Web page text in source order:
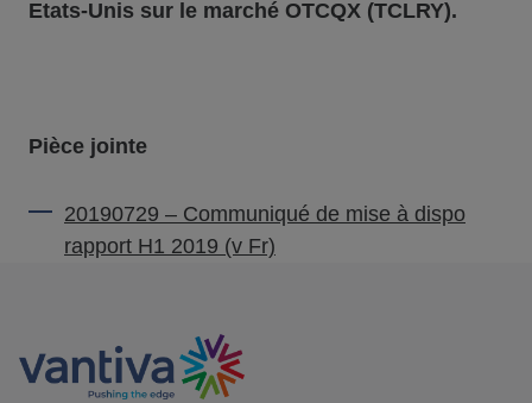
Etats-Unis sur le marché OTCQX (TCLRY).
Pièce jointe
20190729 – Communiqué de mise à dispo
rapport H1 2019 (v Fr)